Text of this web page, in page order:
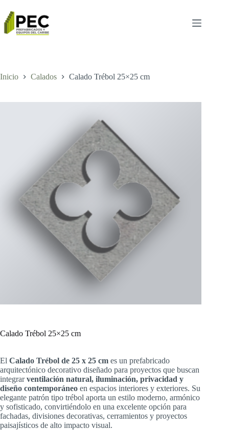
Inicio Calados Calado Trébol 25×25 cm
Calado Trébol 25×25 cm
El Calado Trébol de 25 x 25 cm es un prefabricado
arquitectónico decorativo diseñado para proyectos que buscan
integrarventilación natural, iluminación, privacidad y
diseño contemporáneo en espacios interiores y exteriores. Su
elegante patrón tipo trébol aporta un estilo moderno, armónico
y sofisticado, convirtiéndolo en una excelente opción para
fachadas, divisiones decorativas, cerramientos y proyectos
paisajísticos de alto impacto visual.